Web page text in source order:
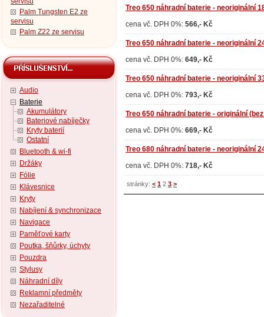
Palm Tungsten E2 ze
servisu
Palm Z22 ze servisu
Audio
Baterie
Akumulátory
Bateriové nabíječky
Kryty baterií
Ostatní
Bluetooth & wi-fi
Držáky
Fólie
Klávesnice
Kryty
Nabíjení & synchronizace
Navigace
Paměťové karty
Poutka, šňůrky, úchyty
Pouzdra
Stylusy
Náhradní díly
Reklamní předměty
Nezařaditelné
Treo 650 náhradní baterie - neoriginální
cena vč. DPH 0%: 566,- Kč
Treo 650 náhradní baterie - neoriginální
cena vč. DPH 0%: 649,- Kč
Treo 650 náhradní baterie - neoriginální
cena vč. DPH 0%: 793,- Kč
Treo 650 náhradní baterie - originální
cena vč. DPH 0%: 669,- Kč
Treo 680 náhradní baterie - neoriginální
cena vč. DPH 0%: 718,- Kč
stránky: < 1 2 3 >